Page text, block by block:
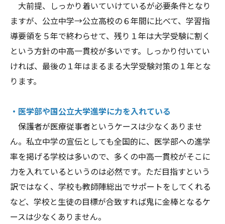
大前提、しっかり着いていけているが必要条件となり
ますが、公立中学→公立高校の６年間に比べて、学習指
導要領を５年で終わらせて、残り１年は大学受験に割く
という方針の中高一貫校が多いです。しっかり付いてい
ければ、最後の１年はまるまる大学受験対策の１年とな
ります。
・医学部や国公立大学進学に力を入れている
保護者が医療従事者というケースは少なくありませ
ん。私立中学の宣伝としても全国的に、医学部への進学
率を掲げる学校は多いので、多くの中高一貫校がそこに
力を入れているというのは必然です。ただ目指すという
訳ではなく、学校も教師陣総出でサポートをしてくれる
など、学校と生徒の目標が合致すれば鬼に金棒となるケ
ースは少なくありません。